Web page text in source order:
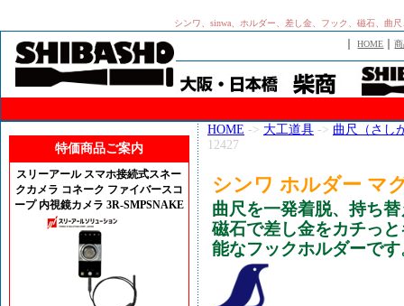
シンワ、sinwa、ホルダー、差し金、フック、磁石、
｜HOME ｜
特価商品ご案内
スリーアール スマホ接続式スネー
クカメラ コネーク ファイバースコ
ープ 内視鏡カメラ 3R-SMPSNAKE
HOME -> 大工道具 -> 曲尺（さし
12427
シンワ ホルダー マ
曲尺を一発着脱、持ち
磁石で差し金をカチっ
能なフックホルダーです